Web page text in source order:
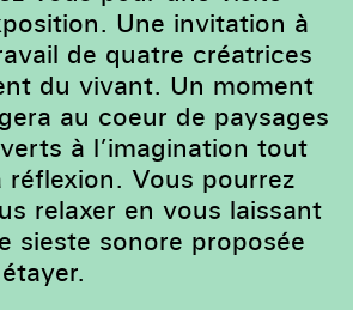
Une invitation à
de quatre créatrices
du vivant. Un moment
au coeur de paysages
à l’imagination tout
réflexion. Vous pourrez
relaxer en vous laissant
sieste sonore proposée